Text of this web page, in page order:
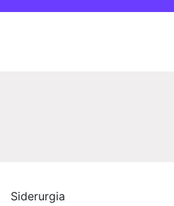
Siderurgia